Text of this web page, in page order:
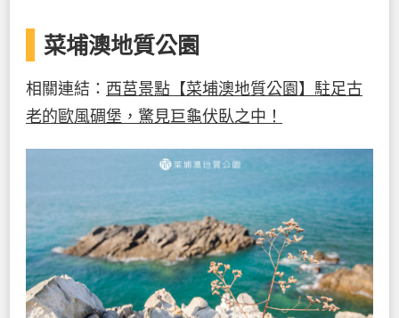
菜埔澳地質公園
相關連結： 西莒景點【菜埔澳地質公園】駐足古
老的歐風碉堡，驚見巨龜伏臥之中！